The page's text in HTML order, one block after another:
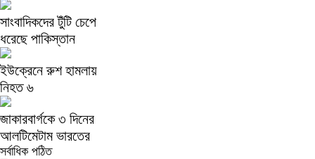
সাংবাদিকদের টুঁটি চেপে
ধরেছে পাকিস্তান
ইউক্রেনে রুশ হামলায়
নিহত ৬
জাকারবার্গকে ৩ দিনের
আলটিমেটাম ভারতের
সর্বাধিক পঠিত